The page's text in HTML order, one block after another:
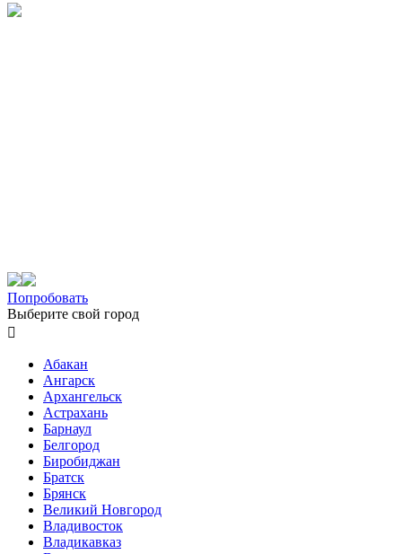
Попробовать
Выберите свой город

Абакан
Ангарск
Архангельск
Астрахань
Барнаул
Белгород
Биробиджан
Братск
Брянск
Великий Новгород
Владивосток
Владикавказ